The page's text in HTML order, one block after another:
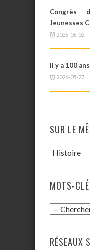
Congrès
Jeunesses
2026-06-02
Il y a 100
2026-05-27
SUR LE
MOTS-
RÉSEAUX